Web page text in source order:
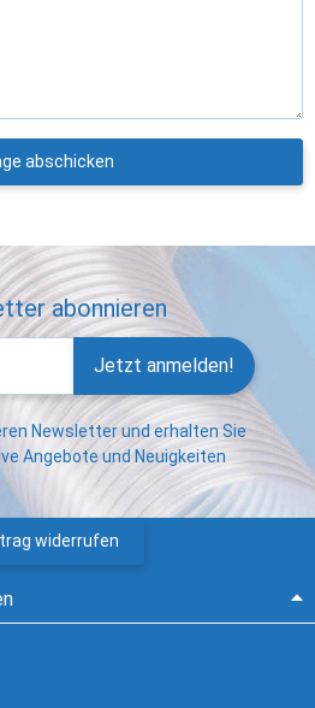
abschicken
abonnieren
Jetzt anmelden!
Newsletter und erhalten Sie
Angebote und Neuigkeiten
widerrufen